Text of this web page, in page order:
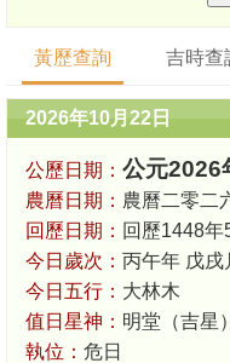
黃歷查詢 吉時查
2026年10月22日
公歷日期： 公元2026
農曆日期： 農曆二零二
回歷日期： 回歷1448年
今日歲次： 丙午年 戊戌
今日五行： 大林木
值日星神： 明堂（吉星）
執位： 危日